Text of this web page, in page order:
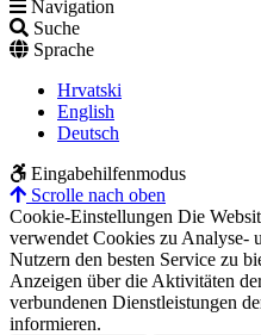
Navigation
Suche
Sprache
Hrvatski
English
Deutsch
Eingabehilfenmodus
Scrolle nach oben
Cookie-Einstellungen Die
verwendet Cookies zu Analyse-
Nutzern den besten Service zu
Anzeigen über die Aktivitäten
verbundenen Dienstleistungen
informieren.